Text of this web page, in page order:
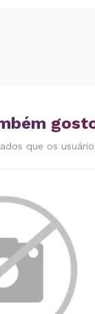
que os